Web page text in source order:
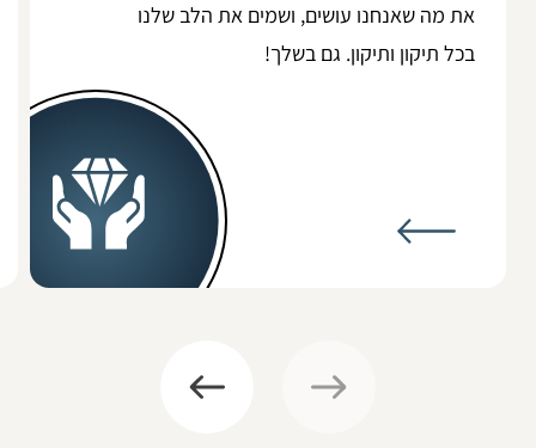
את מה שאנחנו עושים, ושמים את הלב שלנו
בכל תיקון ותיקון. גם בשלך!